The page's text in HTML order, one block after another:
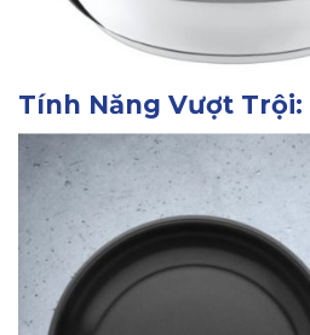
Tính Năng Vượt Trội: